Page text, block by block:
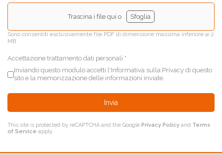
Trascina i file qui o Sfoglia
Sono consentiti esclusivamente file PDF di dimensione massima inferiore ai 2
MB
Accettazione trattamento dati personali *
Inviando questo modulo accetti l'Informativa sulla Privacy di questo
sito e la memorizzazione delle informazioni inviate.
Invia
This site is protected by reCAPTCHA and the Google Privacy Policy and Terms
of Service apply.